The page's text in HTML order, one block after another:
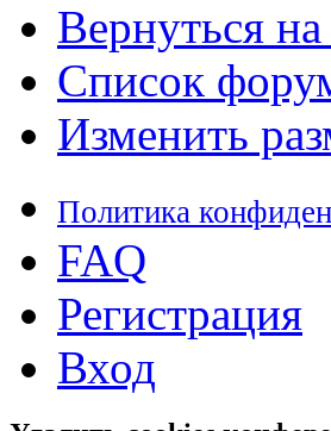
Вернуться на
Список
Изменить
Политика
FAQ
Регистрация
Вход